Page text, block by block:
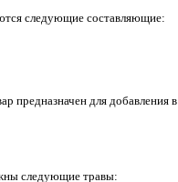
следующие составляющие:
предназначен для добавления в
следующие травы: